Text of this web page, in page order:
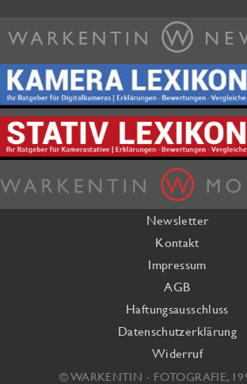
Newsletter
Kontakt
Impressum
AGB
Haftungsausschluss
Datenschutzerklärung
Widerruf
© WARKENTIN - FOTOGRAFIE,